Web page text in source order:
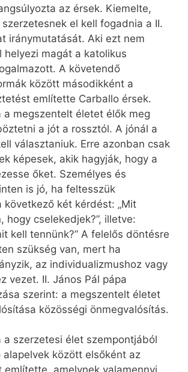
az érsek. Kiemelte,
el kell fogadnia a II.
iránymutatását. Aki ezt nem
helyezi magát a katolikus
A követendő
között másodikként a
említette Car­bal­lo érsek.
a megszentelt életet élők meg
a jót a rossztól. A jónál a
választaniuk. Erre azonban csak
képesek, akik hagyják, hogy a
őket. Személyes és
is jó, ha feltesszük
következő két kérdést: „Mit
hogy cselekedjek?”, illetve:
kell tennünk?” A felelős döntésre
szükség van, mert ha
az individualizmushoz vagy
vezet. II. János Pál pápa
szerint: a megszentelt életet
közösségi önmegvalósítás.
a szerzetesi élet szempontjából
alap­elvek között elsőként az